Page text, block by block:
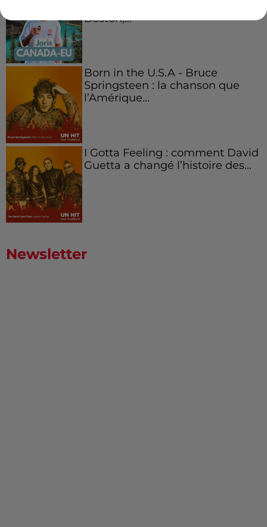
Boston,...
Born in the U.S.A - Bruce
Springsteen : la chanson que
l’Amérique...
I Gotta Feeling : comment David
Guetta a changé l’histoire des...
Newsletter